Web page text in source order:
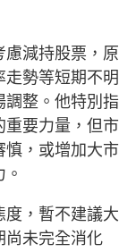
慮減持股票，原
走勢等短期不明
調整。他特別指
重要力量，但市
慎，或增加大市
度，暫不建議大
尚未完全消化